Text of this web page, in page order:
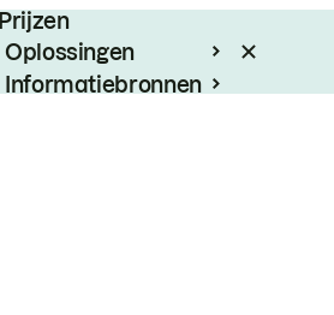
Prijzen
Oplossingen
Informatiebronnen